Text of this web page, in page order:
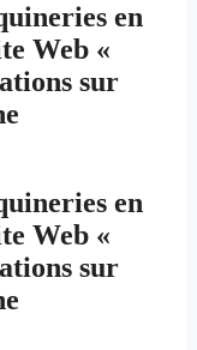
en
Web «
sur
en
Web «
sur